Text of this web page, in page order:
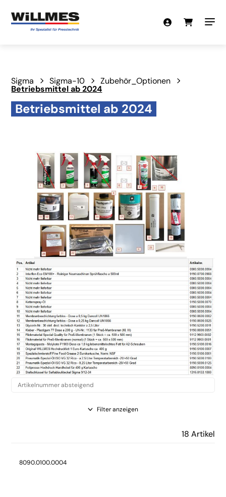
Sigma Sigma-10 Zubehör_Optionen
Betriebsmittel ab 2024
Betriebsmittel ab 2024
Filter anzeigen
18 Artikel
8090.0100.0004